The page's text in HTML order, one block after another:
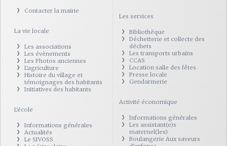
Contacter la mairie
La vie locale
Les associations
Les évènements
Les Photos anciennes
L'agriculture
Histoire du village et
témoignages des habitants
Initiatives des habitants
L'école
Informations générales
Actualités
Le SIVOSS
Les services
Bibliothèque
Déchetterie et collecte des
déchets
Les transports urbains
CCAS
Location salle des fêtes
Presse locale
Gendarmerie
Activité économique
Informations générales
Les assistant(e)s
maternel(les)
Boulangerie Aux saveurs